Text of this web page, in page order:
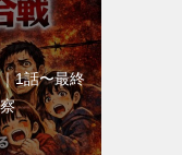
1話〜最終